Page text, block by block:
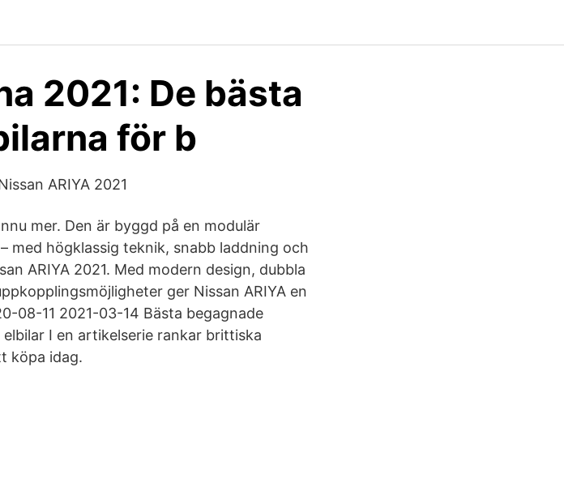
2021: De bästa
för b
ARIYA 2021
mer. Den är byggd på en modulär
med högklassig teknik, snabb laddning och
ARIYA 2021. Med modern design, dubbla
ger Nissan ARIYA en
08-11 2021-03-14 Bästa begagnade
I en artikelserie rankar brittiska
köpa idag.